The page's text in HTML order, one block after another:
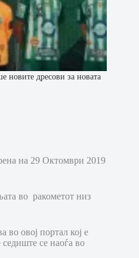
новите дресови за новата
на 29 Октомври 2019
во ракометот низ
во овој портал кој е
седиште се наоѓа во